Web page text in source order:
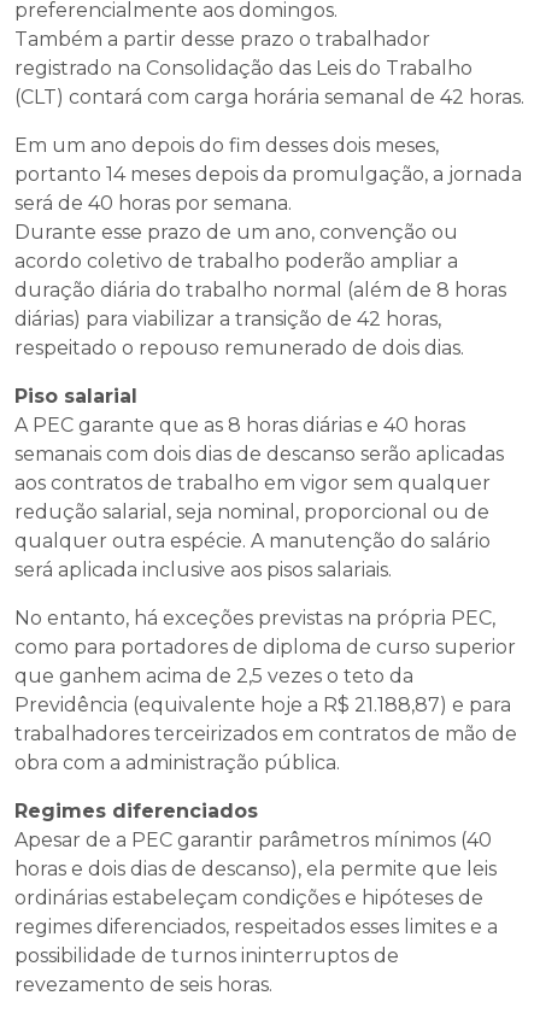
preferencialmente aos domingos.
Também a partir desse prazo o trabalhador
registrado na Consolidação das Leis do Trabalho
(CLT) contará com carga horária semanal de 42 horas.
Em um ano depois do fim desses dois meses,
portanto 14 meses depois da promulgação, a jornada
será de 40 horas por semana.
Durante esse prazo de um ano, convenção ou
acordo coletivo de trabalho poderão ampliar a
duração diária do trabalho normal (além de 8 horas
diárias) para viabilizar a transição de 42 horas,
respeitado o repouso remunerado de dois dias.
Piso salarial
A PEC garante que as 8 horas diárias e 40 horas
semanais com dois dias de descanso serão aplicadas
aos contratos de trabalho em vigor sem qualquer
redução salarial, seja nominal, proporcional ou de
qualquer outra espécie. A manutenção do salário
será aplicada inclusive aos pisos salariais.
No entanto, há exceções previstas na própria PEC,
como para portadores de diploma de curso superior
que ganhem acima de 2,5 vezes o teto da
Previdência (equivalente hoje a R$ 21.188,87) e para
trabalhadores terceirizados em contratos de mão de
obra com a administração pública.
Regimes diferenciados
Apesar de a PEC garantir parâmetros mínimos (40
horas e dois dias de descanso), ela permite que leis
ordinárias estabeleçam condições e hipóteses de
regimes diferenciados, respeitados esses limites e a
possibilidade de turnos ininterruptos de
revezamento de seis horas.